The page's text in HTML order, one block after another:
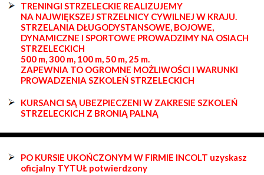
TRENINGI STRZELECKIE REALIZUJEMY
NA NAJWIĘKSZEJ STRZELNICY CYWILNEJ W KRAJU.
STRZELANIA DŁUGODYSTANSOWE, BOJOWE,
DYNAMICZNE I SPORTOWE PROWADZIMY NA OSIACH
STRZELECKICH
500 m, 300 m, 100 m, 50 m, 25 m.
ZAPEWNIA TO OGROMNE MOŻLIWOŚCI I WARUNKI
PROWADZENIA SZKOLEŃ STRZELECKICH
KURSANCI SĄ UBEZPIECZENI W ZAKRESIE SZKOLEŃ
STRZELECKICH Z BRONIĄ PALNĄ
PO KURSIE UKOŃCZONYM W FIRMIE INCOLT uzyskasz
oficjalny TYTUŁ potwierdzony